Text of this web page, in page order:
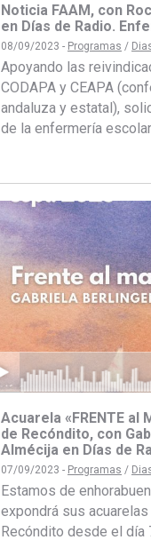
Noticia FAAM, con
en Días de Radio.
08/09/2023 - Programas /
Apoyando las
CODAPA y CEAPA
andaluza y estatal),
de la enfermería
Acuarela «FRENTE al
de Recóndito, con
Almécija en Días de
07/09/2023 - Programas /
Estamos de
expondrá sus
Recóndito desde el día